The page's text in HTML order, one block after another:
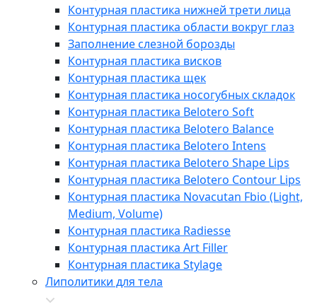
Контурная пластика нижней трети лица
Контурная пластика области вокруг глаз
Заполнение слезной борозды
Контурная пластика висков
Контурная пластика щек
Контурная пластика носогубных складок
Контурная пластика Belotero Soft
Контурная пластика Belotero Balance
Контурная пластика Belotero Intens
Контурная пластика Belotero Shape Lips
Контурная пластика Belotero Contour Lips
Контурная пластика Novacutan Fbio (Light,
Medium, Volume)
Контурная пластика Radiesse
Контурная пластика Art Filler
Контурная пластика Stylage
Липолитики для тела